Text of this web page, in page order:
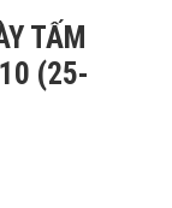
TẤM
(25-
tại là: